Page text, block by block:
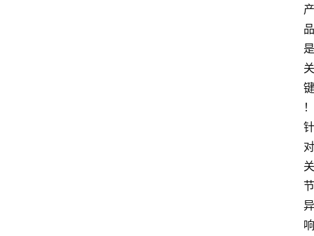
产
品
是
关
键
！
针
对
关
节
异
响